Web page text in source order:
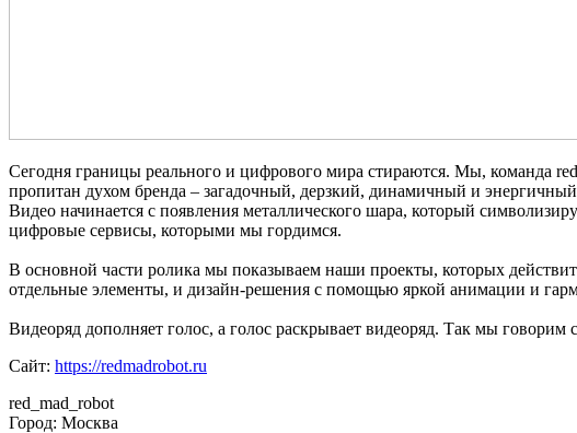
Сегодня границы реального и цифрового мира стираются. Мы, команда
пропитан духом бренда – загадочный, дерзкий, динамичный и
Видео начинается с появления металлического шара, который
цифровые сервисы, которыми мы гордимся.
В основной части ролика мы показываем наши проекты, которых
отдельные элементы, и дизайн-решения с помощью яркой анимации и
Видеоряд дополняет голос, а голос раскрывает видеоряд. Так мы говорим
Сайт: https://redmadrobot.ru
red_mad_robot
Город: Москва